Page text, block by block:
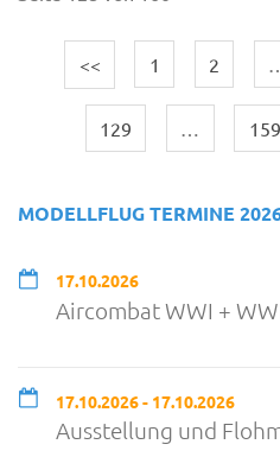
<< 1 2
129 159
MODELLFLUG TERMINE
17.10.2026
Aircombat WWI +
17.10.2026 - 17.10.2026
Ausstellung und